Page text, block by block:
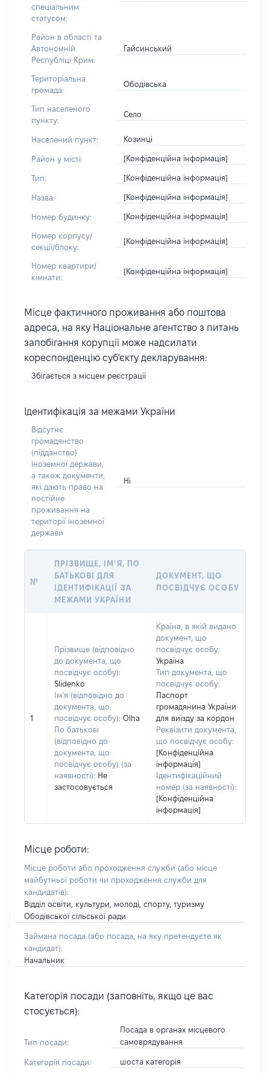
спеціальним
статусом:
Район в області та
Автономній
Республіці Крим:
Гайсинський
Територіальна
громада:
Ободівська
Тип населеного
пункту:
Село
Населений пункт: Козинці
Район у місті: [Конфіденційна інформація]
Тип: [Конфіденційна інформація]
Назва: [Конфіденційна інформація]
Номер будинку: [Конфіденційна інформація]
Номер корпусу/
секції/блоку:
[Конфіденційна інформація]
Номер квартири/
кімнати:
[Конфіденційна інформація]
Місце фактичного проживання або поштова
адреса, на яку Національне агентство з питань
запобігання корупції може надсилати
кореспонденцію суб'єкту декларування:
Збігається з місцем реєстрації
Ідентифікація за межами України
Відсутнє
громадянство
(підданство)
іноземної держави,
а також документи,
які дають право на
постійне
проживання на
території іноземної
держави
Ні
№
ПРІЗВИЩЕ, ІМ’Я, ПО
БАТЬКОВІ ДЛЯ
ІДЕНТИФІКАЦІЇ ЗА
МЕЖАМИ УКРАЇНИ
ДОКУМЕНТ, ЩО
ПОСВІДЧУЄ ОСОБУ
1
Прізвище (відповідно
до документа, що
посвідчує особу):
Slidenko
Ім’я (відповідно до
документа, що
посвідчує особу): Olha
По батькові
(відповідно до
документа, що
посвідчує особу) (за
наявності): Не
застосовується
Країна, в якій видано
документ, що
посвідчує особу:
Україна
Тип документа, що
посвідчує особу:
Паспорт
громадянина України
для виїзду за кордон
Реквізити документа,
що посвідчує особу:
[Конфіденційна
інформація]
Ідентифікаційний
номер (за наявності):
[Конфіденційна
інформація]
Місце роботи:
Місце роботи або проходження служби (або місце
майбутньої роботи чи проходження служби для
кандидатів):
Відділ освіти, культури, молоді, спорту, туризму
Ободівської сільської ради
Займана посада (або посада, на яку претендуєте як
кандидат):
Начальник
Категорія посади (заповніть, якщо це вас
стосується):
Тип посади:
Посада в органах місцевого
самоврядування
Категорія посади: шоста категорія